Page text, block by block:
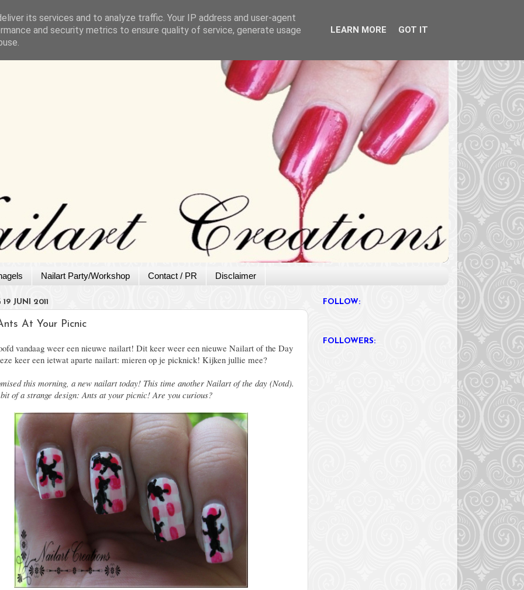
Nailart Party/Workshop Contact / PR Disclaimer
JUNI 2011
At Your Picnic
vandaag weer een nieuwe nailart! Dit keer weer een nieuwe Nailart of the Day
keer een ietwat aparte nailart: mieren op je picknick! Kijken jullie mee?
this morning, a new nailart today! This time another Nailart of the day (Notd).
of a strange design: Ants at your picnic! Are you curious?
FOLLOW:
FOLLOWERS:
its services and to analyze traffic. Your IP address and user-agent
and security metrics to ensure quality of service, generate usage
LEARN MORE GOT IT